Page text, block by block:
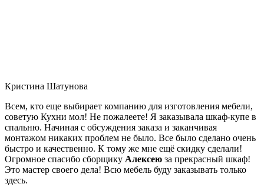
Кристина Шатунова
Всем, кто еще выбирает компанию для изготовления мебели,
советую Кухни мол! Не пожалеете! Я заказывала шкаф-купе в
спальню. Начиная с обсуждения заказа и заканчивая
монтажом никаких проблем не было. Все было сделано очень
быстро и качественно. К тому же мне ещё скидку сделали!
Огромное спасибо сборщику Алексею за прекрасный шкаф!
Это мастер своего дела! Всю мебель буду заказывать только
здесь.